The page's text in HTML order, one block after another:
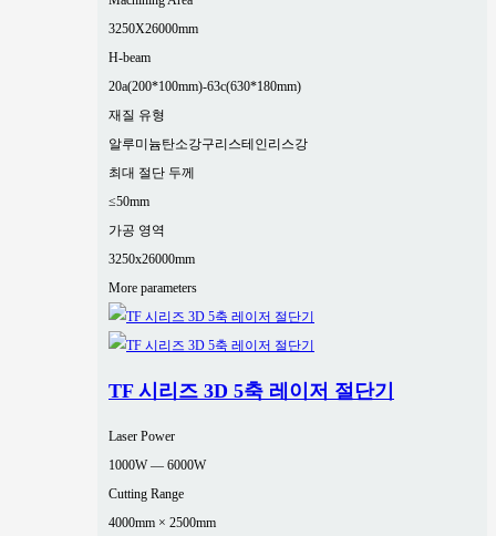
3250X26000mm
H-beam
20a(200*100mm)-63c(630*180mm)
재질 유형
알루미늄탄소강구리 스테인리스강
최대 절단 두께
≤50mm
가공 영역
3250x26000mm
More parameters
TF 시리즈 3D 5축 레이저 절단기
Laser Power
1000W — 6000W
Cutting Range
4000mm × 2500mm